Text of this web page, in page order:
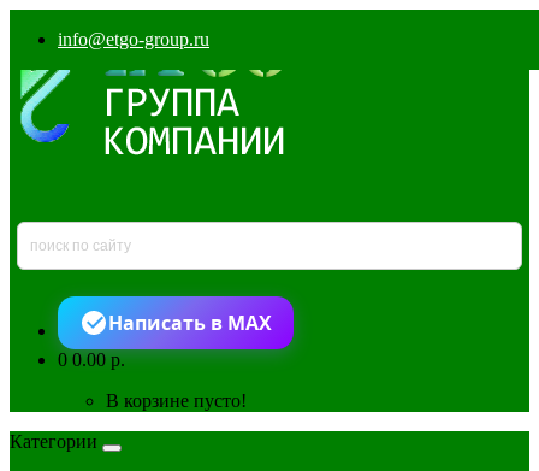
info@etgo-group.ru
Написать в MAX
00.00 р.
В корзине пусто!
Категории